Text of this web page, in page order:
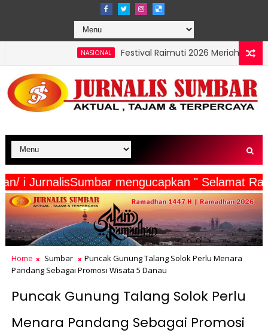
Festival Raimuti 2026 Meriah, Final Dayung dan
i JurnalisSumbar mengucapkan "
Home Sumbar
Puncak Gunung Talang Solok Perlu Menara
Pandang Sebagai Promosi Wisata 5 Danau
Puncak Gunung Talang Solok Perlu
Menara Pandang Sebagai Promosi